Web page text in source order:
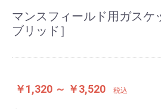
マンスフィールド用ガスケ
ブリッド］
￥1,320 ～ ￥3,520 税込